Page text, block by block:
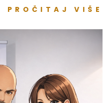
PROČITAJ VIŠE